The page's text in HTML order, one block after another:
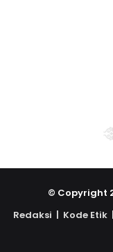
© Copyright
Redaksi | Kode Etik |